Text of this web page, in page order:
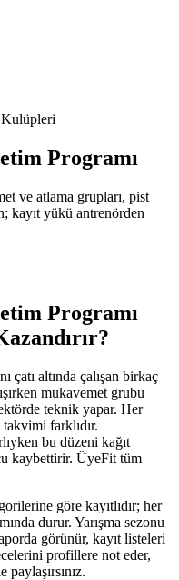
Programı
ve atlama grupları, pist
kayıt yükü antrenörden
Programı
çatı altında çalışan birkaç
mukavemet grubu
teknik yapar. Her
farklıdır.
bu düzeni kağıt
kaybettirir. ÜyeFit tüm
göre kayıtlıdır; her
durur. Yarışma sezonu
görünür, kayıt listeleri
profillere not eder,